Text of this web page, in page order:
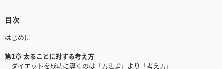
目次
はじめに
第1章 太ることに対する考え方
ダイエットを成功に導くのは「方法論」より「考え方」